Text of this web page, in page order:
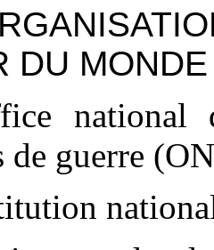
DU
national
de guerre